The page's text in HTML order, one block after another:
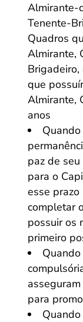
Almirante-
Tenente-
Quadros
Almirante,
Brigadeiro,
que
Almirante,
anos
paz de seu
para o
esse prazo
completar
possuir os
primeiro
para